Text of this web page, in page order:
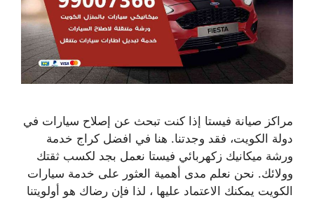
مراكز صيانة فيستا إذا كنت تبحث عن إصلاح سيارات في
دولة الكويت، فقد وجدتنا. هنا في افضل كراج خدمة
ورشة ميكانيك زكهربائي فيستا نعمل بجد لكسب ثقتك
وولائك. نحن نعلم مدى أهمية العثور على خدمة سيارات
الكويت يمكنك الاعتماد عليها ، لذا فإن رضاك ​​هو أولويتنا